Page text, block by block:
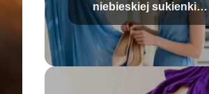
niebieskiej sukienki
wybrać? Poradnik
stylizacji